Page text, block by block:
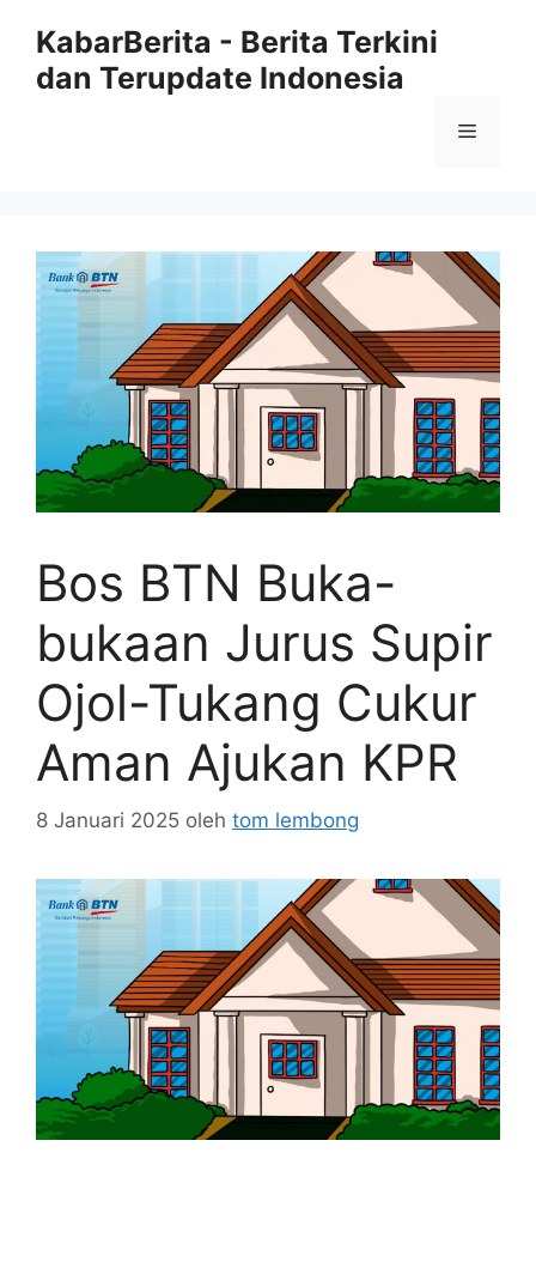
KabarBerita - Berita Terkini
dan Terupdate Indonesia
Menu
Bos BTN Buka-
bukaan Jurus Supir
Ojol-Tukang Cukur
Aman Ajukan KPR
8 Januari 2025 oleh tom lembong